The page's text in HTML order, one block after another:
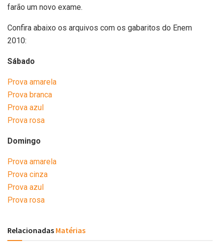
farão um novo exame.
Confira abaixo os arquivos com os gabaritos do Enem
2010:
Sábado
Prova amarela
Prova branca
Prova azul
Prova rosa
Domingo
Prova amarela
Prova cinza
Prova azul
Prova rosa
Relacionadas Matérias